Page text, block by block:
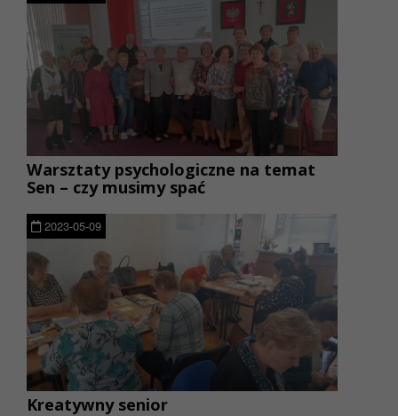
Warsztaty psychologiczne na temat
Sen – czy musimy spać
2023-05-09
Kreatywny senior